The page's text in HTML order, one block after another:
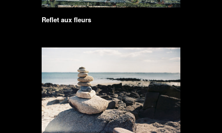
Reflet aux fleurs